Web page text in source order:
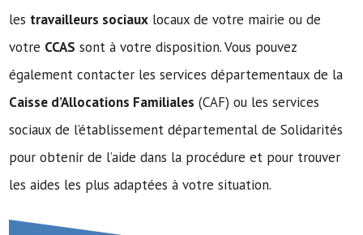
les travailleurs sociaux locaux de votre mairie ou de
votre CCAS sont à votre disposition. Vous pouvez
également contacter les services départementaux de la
Caisse d’Allocations Familiales (CAF) ou les services
sociaux de l’établissement départemental de Solidarités
pour obtenir de l’aide dans la procédure et pour trouver
les aides les plus adaptées à votre situation.